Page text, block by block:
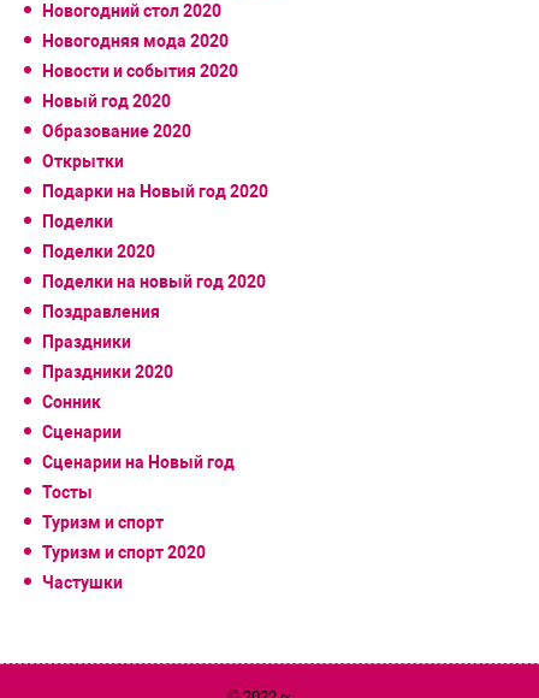
Новогодний стол 2020
Новогодняя мода 2020
Новости и события 2020
Новый год 2020
Образование 2020
Открытки
Подарки на Новый год 2020
Поделки
Поделки 2020
Поделки на новый год 2020
Поздравления
Праздники
Праздники 2020
Сонник
Сценарии
Сценарии на Новый год
Тосты
Туризм и спорт
Туризм и спорт 2020
Частушки